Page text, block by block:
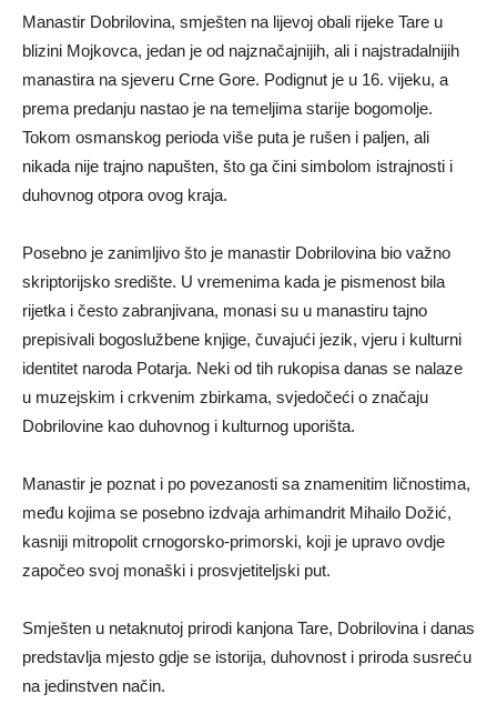
Manastir Dobrilovina, smješten na lijevoj obali rijeke Tare u
blizini Mojkovca, jedan je od najznačajnijih, ali i najstradalnijih
manastira na sjeveru Crne Gore. Podignut je u 16. vijeku, a
prema predanju nastao je na temeljima starije bogomolje.
Tokom osmanskog perioda više puta je rušen i paljen, ali
nikada nije trajno napušten, što ga čini simbolom istrajnosti i
duhovnog otpora ovog kraja.
Posebno je zanimljivo što je manastir Dobrilovina bio važno
skriptorijsko središte. U vremenima kada je pismenost bila
rijetka i često zabranjivana, monasi su u manastiru tajno
prepisivali bogoslužbene knjige, čuvajući jezik, vjeru i kulturni
identitet naroda Potarja. Neki od tih rukopisa danas se nalaze
u muzejskim i crkvenim zbirkama, svjedočeći o značaju
Dobrilovine kao duhovnog i kulturnog uporišta.
Manastir je poznat i po povezanosti sa znamenitim ličnostima,
među kojima se posebno izdvaja arhimandrit Mihailo Dožić,
kasniji mitropolit crnogorsko-primorski, koji je upravo ovdje
započeo svoj monaški i prosvjetiteljski put.
Smješten u netaknutoj prirodi kanjona Tare, Dobrilovina i danas
predstavlja mjesto gdje se istorija, duhovnost i priroda susreću
na jedinstven način.